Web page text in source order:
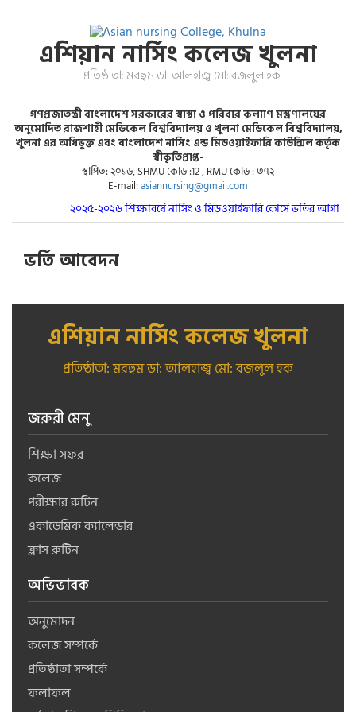
এশিয়ান নার্সিং কলেজ খুলনা
প্রতিষ্ঠাতা: মরহুম ডা: আলহাজ্ব মো: বজলুল হক
গণপ্রজাতন্ত্রী বাংলাদেশ সরকারের স্বাস্থ্য ও পরিবার কল্যাণ মস্ত্রণালয়ের
অনুমোদিত রাজশাহী মেডিকেল বিশ্ববিদ্যালয় ও খুলনা মেডিকেল বিশ্ববিদ্যালয়,
খুলনা এর অধিভুক্ত এবং বাংলাদেশ নার্সিং এন্ড মিডওয়াইফারি কাউন্সিল কর্তৃক
স্বীকৃতিপ্রাপ্ত-
স্থাপিত: ২০১৬, SHMU কোড :12 , RMU কোড : ৩৭২
E-mail:asiannursing@gmail.com
২০২৫-২০২৬ শিক্ষাবর্ষে নার্সিং ও মিডওয়াইফারি কোর্সে ভর্তির
ভর্তি আবেদন
এশিয়ান নার্সিং কলেজ খুলনা
প্রতিষ্ঠাতা: মরহুম ডা: আলহাজ্ব মো: বজলুল হক
জরুরী মেনু
শিক্ষা সফর
কলেজ
পরীক্ষার রুটিন
একাডেমিক ক্যালেন্ডার
ক্লাস রুটিন
অভিভাবক
অনুমোদন
কলেজ সম্পর্কে
প্রতিষ্ঠাতা সম্পর্কে
ফলাফল